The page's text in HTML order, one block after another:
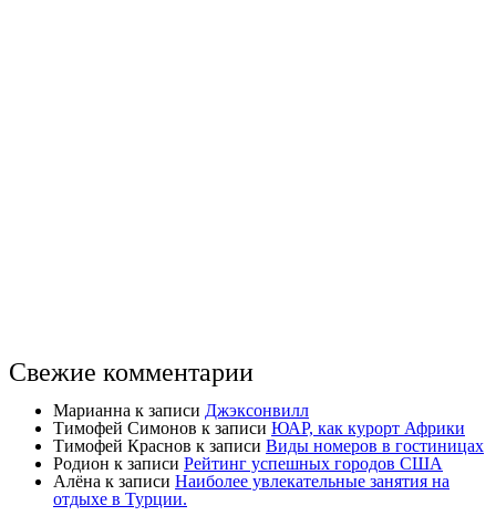
Свежие комментарии
Марианна к записи Джэксонвилл
Тимофей Симонов к записи ЮАР, как курорт Африки
Тимофей Краснов к записи Виды номеров в гостиницах
Родион к записи Рейтинг успешных городов США
Алёна к записи Наиболее увлекательные занятия на
отдыхе в Турции.